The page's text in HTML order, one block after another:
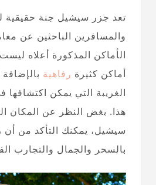
تعد جزر سيشيل جنة حقيقية
والمسافرين الباحثين عن
الأماكن المذكورة أعلاه
أماكن كثيرة رفاهية
الغريبة التي يمكن اكتشافها
هذا. بغض النظر عن المكان
سيشيل، يمكنك التأكد من أن
بالسحر والجمال والتجارب